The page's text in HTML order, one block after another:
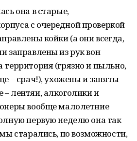
она в старые,
с очередной проверкой
койки (а они всегда,
заправлены из рук вон
территория (грязно и пыльно,
– срач!), ухожены и заняты
лентяи, алкоголики и
вообще малолетние
первую неделю она так
старались, по возможности,